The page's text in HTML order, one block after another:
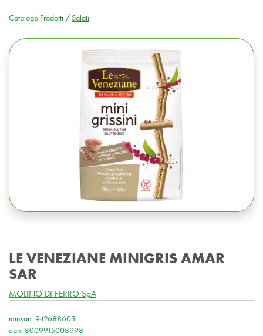
Catalogo Prodotti /Salati
LE VENEZIANE MINIGRIS AMAR
SAR
MOLINO DI FERRO SpA
minsan: 942688603
ean: 8009915008998